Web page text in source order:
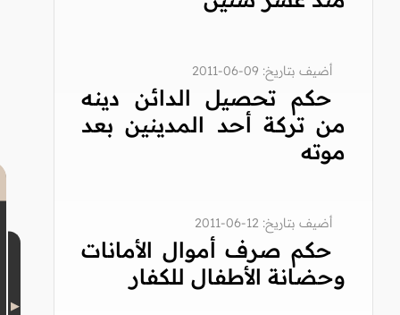
أضيف بتاريخ: 09-06-2011
حكم تحصيل الدائن دينه
من تركة أحد المدينين بعد
موته
أضيف بتاريخ: 12-06-2011
حكم صرف أموال الأمانات
وحضانة الأطفال للكفار